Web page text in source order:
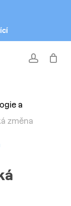
account
a
změna